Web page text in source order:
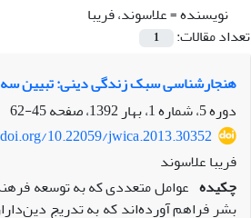
نویسنده =علاسوند، فریبا
تعداد مقالات:
1
هنجارشناسی سبک زندگی دینی: تبیین
دوره 5، شماره 1، بهار 1392، صفحه
45-62
10.22059/jwica.2013.30352
فریبا علاسوند
چکیده عوامل متعددی که به توسعه
بشر فراهم آورده‌اند که به تدریج